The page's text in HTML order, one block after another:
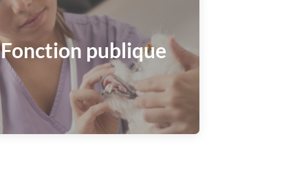
Fonction publique